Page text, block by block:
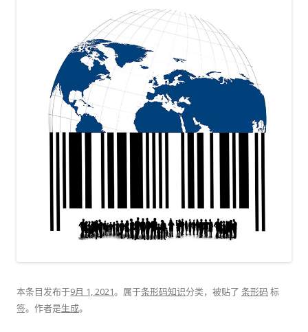
本条目发布于9月 1, 2021。属于条形码知识分类，被贴了 条形码 标
签。 作者是生成。